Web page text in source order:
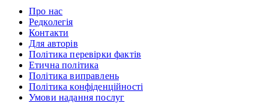
Про нас
Редколегія
Контакти
Для авторів
Політика перевірки фактів
Етична політика
Політика виправлень
Політика конфіденційності
Умови надання послуг